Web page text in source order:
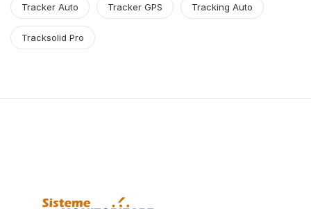
Tracker Auto Tracker GPS Tracking Auto
Tracksolid Pro